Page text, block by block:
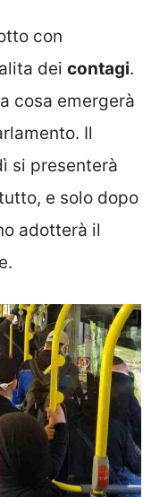
con
dei contagi.
cosa emergerà
Il
si presenterà
e solo dopo
adotterà il